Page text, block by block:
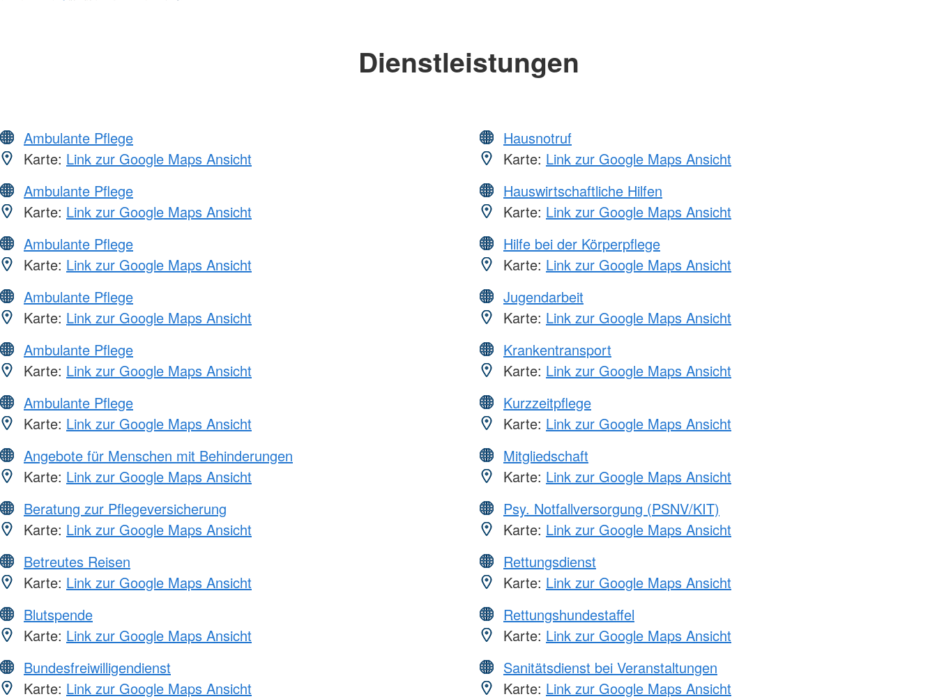
Dienstleistungen
Ambulante Pflege
Karte: Link zur Google Maps Ansicht
Ambulante Pflege
Karte: Link zur Google Maps Ansicht
Ambulante Pflege
Karte: Link zur Google Maps Ansicht
Ambulante Pflege
Karte: Link zur Google Maps Ansicht
Ambulante Pflege
Karte: Link zur Google Maps Ansicht
Ambulante Pflege
Karte: Link zur Google Maps Ansicht
Angebote für Menschen mit Behinderungen
Karte: Link zur Google Maps Ansicht
Beratung zur Pflegeversicherung
Karte: Link zur Google Maps Ansicht
Betreutes Reisen
Karte: Link zur Google Maps Ansicht
Blutspende
Karte: Link zur Google Maps Ansicht
Bundesfreiwilligendienst
Karte: Link zur Google Maps Ansicht
Hausnotruf
Karte: Link zur Google Maps Ansicht
Hauswirtschaftliche Hilfen
Karte: Link zur Google Maps Ansicht
Hilfe bei der Körperpflege
Karte: Link zur Google Maps Ansicht
Jugendarbeit
Karte: Link zur Google Maps Ansicht
Krankentransport
Karte: Link zur Google Maps Ansicht
Kurzzeitpflege
Karte: Link zur Google Maps Ansicht
Mitgliedschaft
Karte: Link zur Google Maps Ansicht
Psy. Notfallversorgung (PSNV/KIT)
Karte: Link zur Google Maps Ansicht
Rettungsdienst
Karte: Link zur Google Maps Ansicht
Rettungshundestaffel
Karte: Link zur Google Maps Ansicht
Sanitätsdienst bei Veranstaltungen
Karte: Link zur Google Maps Ansicht